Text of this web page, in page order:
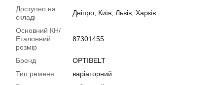
Доступно на
складі
Дніпро, Київ, Львів, Харків
Основний КН/
Еталонний
розмір
87301455
Бренд
OPTIBELT
Тип ременя
варіаторний